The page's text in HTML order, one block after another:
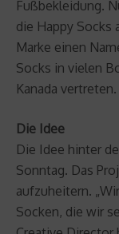
Fußbekleidung.
die Happy Socks
Marke einen
Socks in vielen
Kanada vertreten.
Die Idee
Die Idee hinter
Sonntag. Das
aufzuheitern.
Socken, die wir